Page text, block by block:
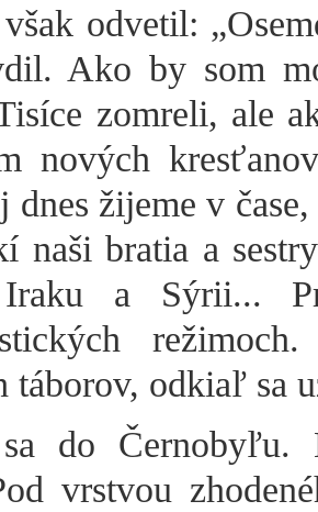
odvetil:
Ako by som
zomreli, ale
nových
dnes žijeme v
naši bratia a
a Sýrii...
táborov, odkiaľ sa
do Černobyľu.
vrstvou